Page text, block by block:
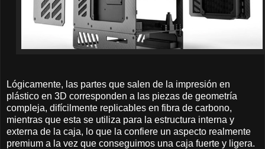
Lógicamente, las partes que salen de la impresión en
plástico en 3D corresponden a las piezas de geometría
compleja, difícilmente replicables en fibra de carbono,
mientras que esta se utiliza para la estructura interna y
externa de la caja, lo que la confiere un aspecto realmente
premium a la vez que conseguimos una caja fuerte y ligera.